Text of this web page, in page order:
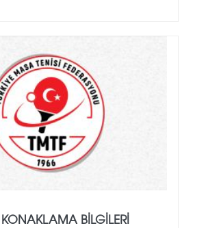
KONAKLAMA BİLGİLERİ